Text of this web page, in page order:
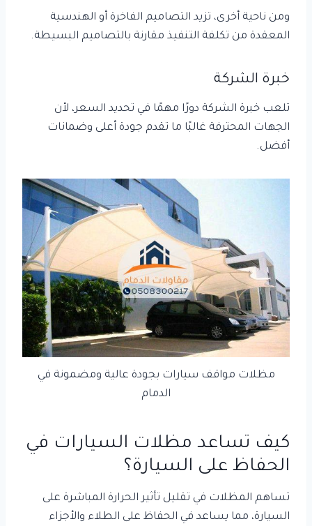
ومن ناحية أخرى، تزيد التصاميم الفاخرة أو الهندسية
المعقدة من تكلفة التنفيذ مقارنة بالتصاميم البسيطة.
خبرة الشركة
تلعب خبرة الشركة دورًا مهمًا في تحديد السعر، لأن
الجهات المحترفة غالبًا ما تقدم جودة أعلى وضمانات
أفضل.
مظلات مواقف سيارات بجودة عالية ومضمونة في
الدمام
كيف تساعد مظلات السيارات في
الحفاظ على السيارة؟
تساهم المظلات في تقليل تأثير الحرارة المباشرة على
السيارة، مما يساعد في الحفاظ على الطلاء والأجزاء